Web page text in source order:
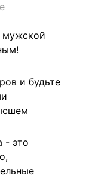
мужской
и будьте
- это